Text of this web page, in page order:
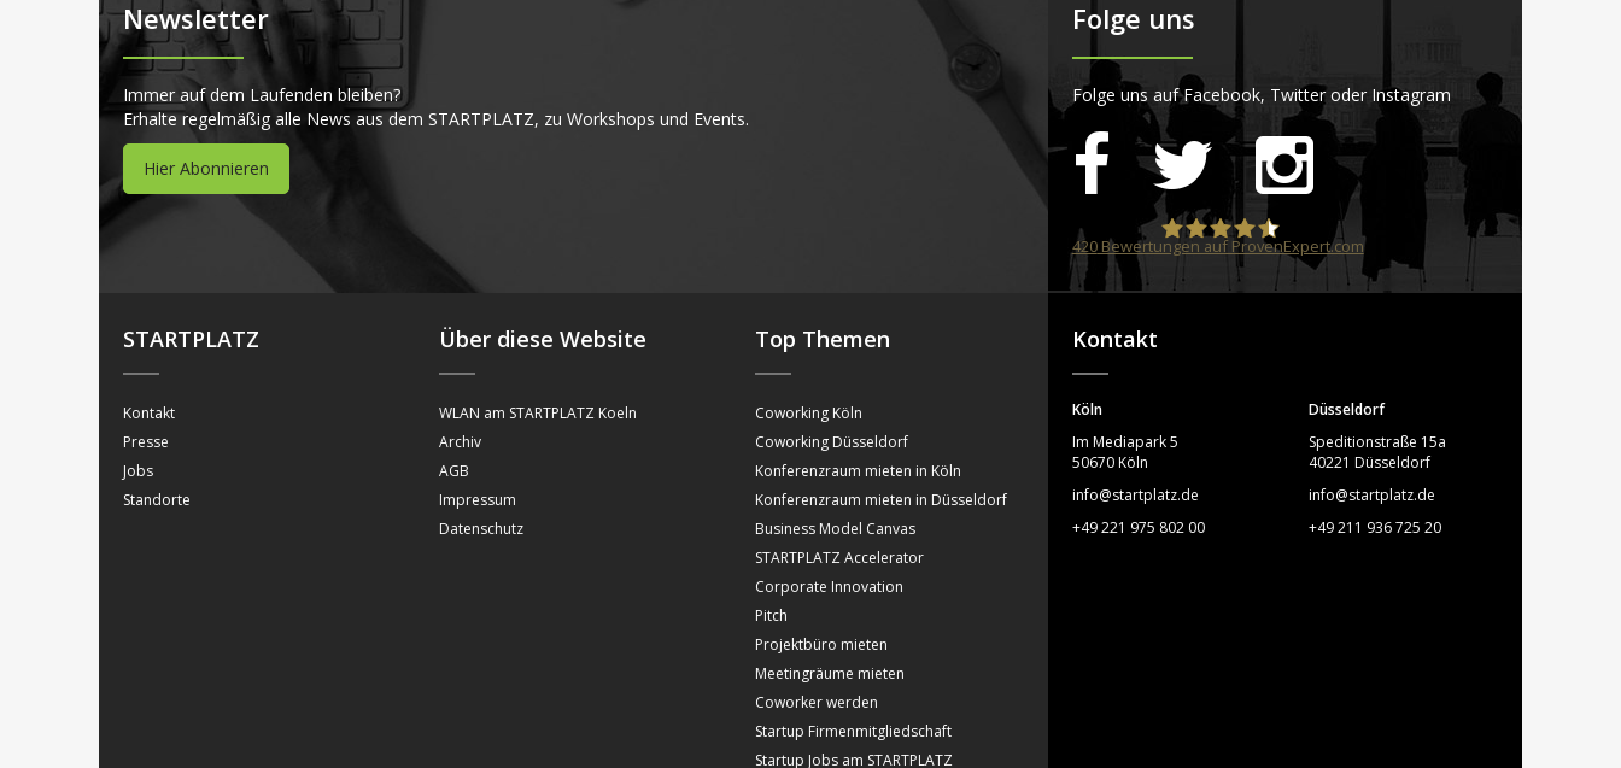
Newsletter
Immer auf dem Laufenden bleiben?
Erhalte regelmäßig alle News aus dem STARTPLATZ, zu Workshops und Events.
Hier Abonnieren
Folge uns
Folge uns auf Facebook, Twitter oder Instagram
STARTPLATZ
420Bewertungen auf ProvenExpert.com
STARTPLATZ
Kontakt
Presse
Jobs
Standorte
Über diese Website
WLAN am STARTPLATZ Koeln
Archiv
AGB
Impressum
Datenschutz
Top Themen
Coworking Köln
Coworking Düsseldorf
Konferenzraum mieten in Köln
Konferenzraum mieten in Düsseldorf
Business Model Canvas
STARTPLATZ Accelerator
Corporate Innovation
Pitch
Projektbüro mieten
Meetingräume mieten
Coworker werden
Startup Firmenmitgliedschaft
Startup Jobs am STARTPLATZ
Kontakt
Köln
Im Mediapark 5
50670 Köln
info@startplatz.de
+49 221 975 802 00
Düsseldorf
Speditionstraße 15a
40221 Düsseldorf
info@startplatz.de
+49 211 936 725 20